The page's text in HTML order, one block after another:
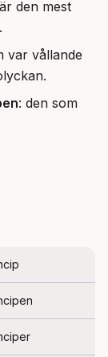
är den mest
var vållande
: den som